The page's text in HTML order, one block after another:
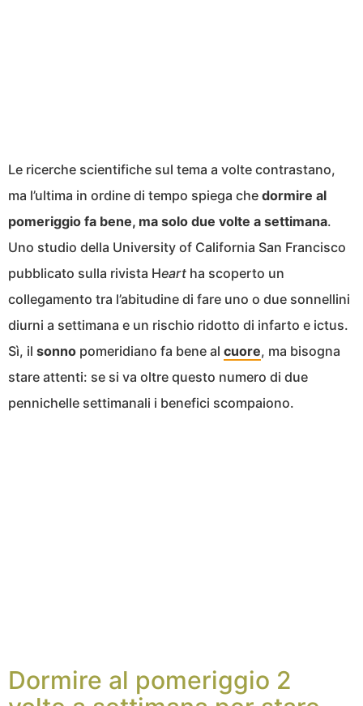
Le ricerche scientifiche sul tema a volte contrastano,
ma l’ultima in ordine di tempo spiega che dormire al
pomeriggio fa bene, ma solo due volte a settimana.
Uno studio della University of California San Francisco
pubblicato sulla rivista Heart ha scoperto un
collegamento tra l’abitudine di fare uno o due sonnellini
diurni a settimana e un rischio ridotto di infarto e ictus.
Sì, il sonno pomeridiano fa bene al cuore, ma bisogna
stare attenti: se si va oltre questo numero di due
pennichelle settimanali i benefici scompaiono.
Dormire al pomeriggio 2